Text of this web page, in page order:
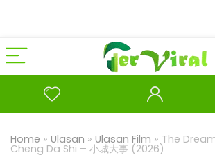
Home » Ulasan » Ulasan Film » The
Cheng Da Shi – 小城大事 (2026)